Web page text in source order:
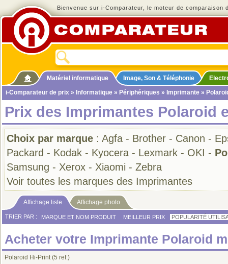
Bienvenue sur i-Comparateur, le moteur de comparaison
Matériel informatique Image, Son & Téléphonie
i-Comparateur de prix » Informatique » Périphériques » Imprimante »
Prix des Imprimantes Polaroid
Choix par marque : Agfa - Brother - Canon -
Packard - Kodak - Kyocera - Lexmark - OKI -
Samsung - Xerox - Xiaomi - Zebra
Voir toutes les marques des Imprimantes
Affichage liste Affichage photo
TRIER PAR : MARQUE ET NOM PRODUIT MEILLEUR PRIX POPULARITÉ
Acheter votre Imprimante Polaroid
Polaroid Hi-Print(5 ref.)